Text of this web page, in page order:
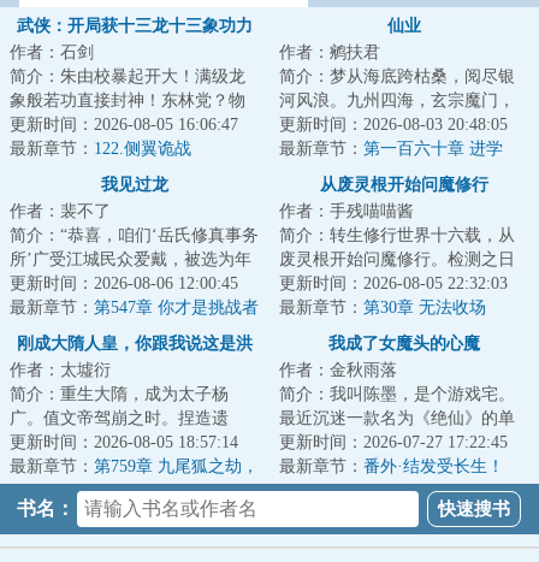
武侠：开局获十三龙十三象功力
作者：石剑
简介：朱由校暴起开大！满级龙
象般若功直接封神！东林党？物
理超度！魏忠贤？连窝端！八旗
入关？追着打到...
更新时间：2026-08-05 16:06:47
最新章节： 122.侧翼诡战
仙业
作者：鹓扶君
简介：梦从海底跨枯桑，阅尽银
河风浪。九州四海，玄宗魔门，
天人外道，净土僧伽。炼炁，授
箓，服饵，占验...
更新时间：2026-08-03 20:48:05
最新章节： 第一百六十章 进学
我见过龙
作者：裴不了
简介：“恭喜，咱们‘岳氏修真事务
所’广受江城民众爱戴，被选为年
度最佳修真机构。岳大师能不能
给大家分...
更新时间：2026-08-06 12:00:45
最新章节： 第547章 你才是挑战者
【求月票！】
从废灵根开始问魔修行
作者：手残喵喵酱
简介：转生修行世界十六载，从
废灵根开始问魔修行。检测之日
灵根落于五等，今生难以突破练
气中期，仙门不...
更新时间：2026-08-05 22:32:03
最新章节： 第30章 无法收场
刚成大隋人皇，你跟我说这是洪
作者：太墟衍
简介：重生大隋，成为太子杨
广。值文帝驾崩之时。捏造遗
诏，灵前登基，成为二世隋皇。
只是杨广发现这个大...
更新时间：2026-08-05 18:57:14
最新章节： 第759章 九尾狐之劫，
大隋府卫军出动，上古九州再
现！
我成了女魔头的心魔
作者：金秋雨落
简介：我叫陈墨，是个游戏宅。
最近沉迷一款名为《绝仙》的单
机游戏，并且开挂虐了最终
BOSS【玉贵妃】上百...
更新时间：2026-07-27 17:22:45
最新章节： 番外·结发受长生！
书名：